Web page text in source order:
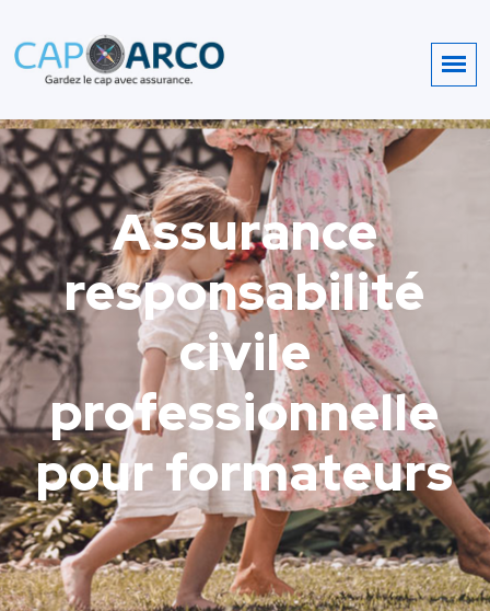
Assurance
responsabilité
civile
professionnelle
pour formateurs